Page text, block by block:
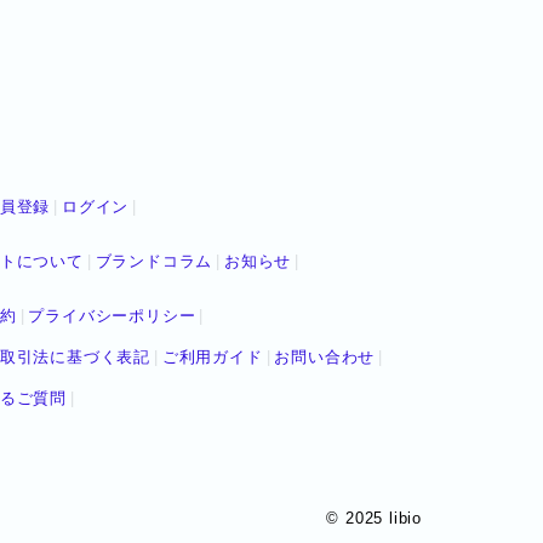
登録 ログイン
について ブランドコラム お知らせ
プライバシーポリシー
引法に基づく表記 ご利用ガイド お問い合わせ
ご質問
© 2025 libio